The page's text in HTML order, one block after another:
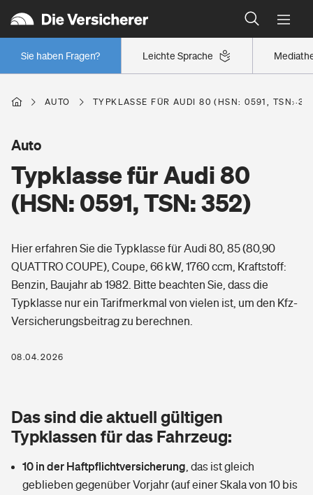
Leichte Sprache
Sie haben Fragen?
Wer versichert was: Jetzt Versicherer finden
Regionalklassen: So ist Ihre Region eingestuft
Wer versichert was: Jetzt Versicherer finden
Berufsunfähigkeitsversicherung
Erwerbsunfähigkeitsversicherung
Grundfähigkeitsversicherung
Arbeitsrechtsschutz
Berufshaftpflichtversicherung
Zur Übersicht
Tools
Wohnen
Elementarversicherung
Glasversicherung
Freizeit
Pri­vate Haft­pflicht­
Kinderunfall­ver­si­che­rung
Kinderinvalidität
Gesundheit
Private Krankenversicherung
Dread-Disease-Versicherung
Tierkrankenversicherung
AUTO TYPKLASSE FÜR AUDI 80 (HSN: 0591, TSN:
Typklasse für Audi 80
(HSN: 0591, TSN: 352)
Auto
Hier erfahren Sie die Typklasse für Audi 80, 85 (80,90
QUATTRO COUPE), Coupe, 66 kW, 1760 ccm, Kraftstoff:
Benzin, Baujahr ab 1982. Bitte beachten Sie, dass die
Typklasse nur ein Tarifmerkmal von vielen ist, um den Kfz-
Versicherungsbeitrag zu berechnen.
08.04.2026
Das sind die aktuell gültigen
Typklassen für das Fahrzeug:
10 in der Haftpflichtversicherung das ist gleich
geblieben gegenüber Vorjahr (auf einer Skala von 10 bis